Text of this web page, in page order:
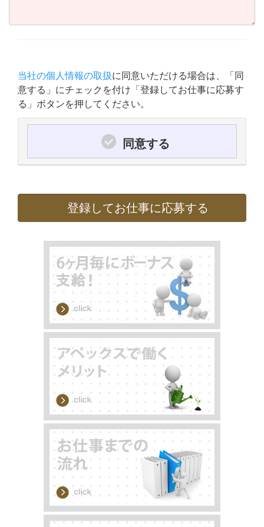
当社の個人情報の取扱に同意いただける場合は、「同
意する」にチェックを付け「登録してお仕事に応募す
る」ボタンを押してください。
同意する